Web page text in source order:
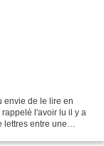
envie de le lire en
l'avoir lu il y a
lettres entre une